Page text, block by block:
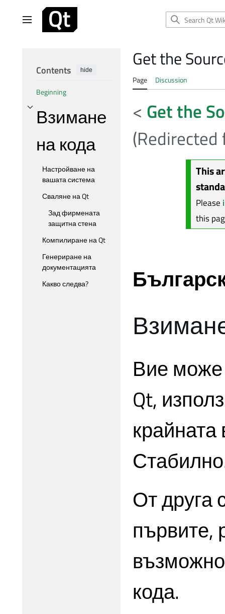
Main menu
Contents hide
Beginning
Взимане
на кода
Toggle Взимане на кода subsection
Настройване на
вашата система
Сваляне на Qt
Зад фирмената
защитна стена
Компилиране на Qt
Генериране на
документацията
Какво следва?
Get the
Page Discussion
< Get the
This
Please
this
Вие може
Qt,
От друга
първите,
кода.